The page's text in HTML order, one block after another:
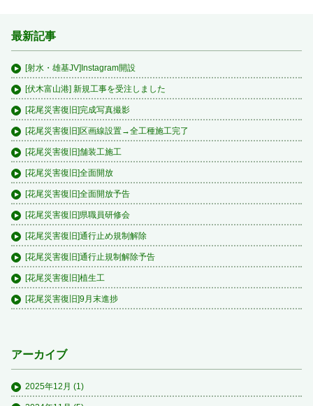
最新記事
[射水・雄基JV]Instagram開設
[伏木富山港] 新規工事を受注しました
[花尾災害復旧]完成写真撮影
[花尾災害復旧]区画線設置→全工種施工完了
[花尾災害復旧]舗装工施工
[花尾災害復旧]全面開放
[花尾災害復旧]全面開放予告
[花尾災害復旧]県職員研修会
[花尾災害復旧]通行止め規制解除
[花尾災害復旧]通行止規制解除予告
[花尾災害復旧]植生工
[花尾災害復旧]9月末進捗
アーカイブ
2025年12月 (1)